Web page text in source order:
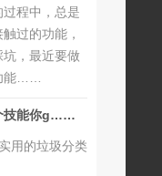
程中，总是
过的功能，
，最近要做
能……
技能你g……
用的垃圾分类